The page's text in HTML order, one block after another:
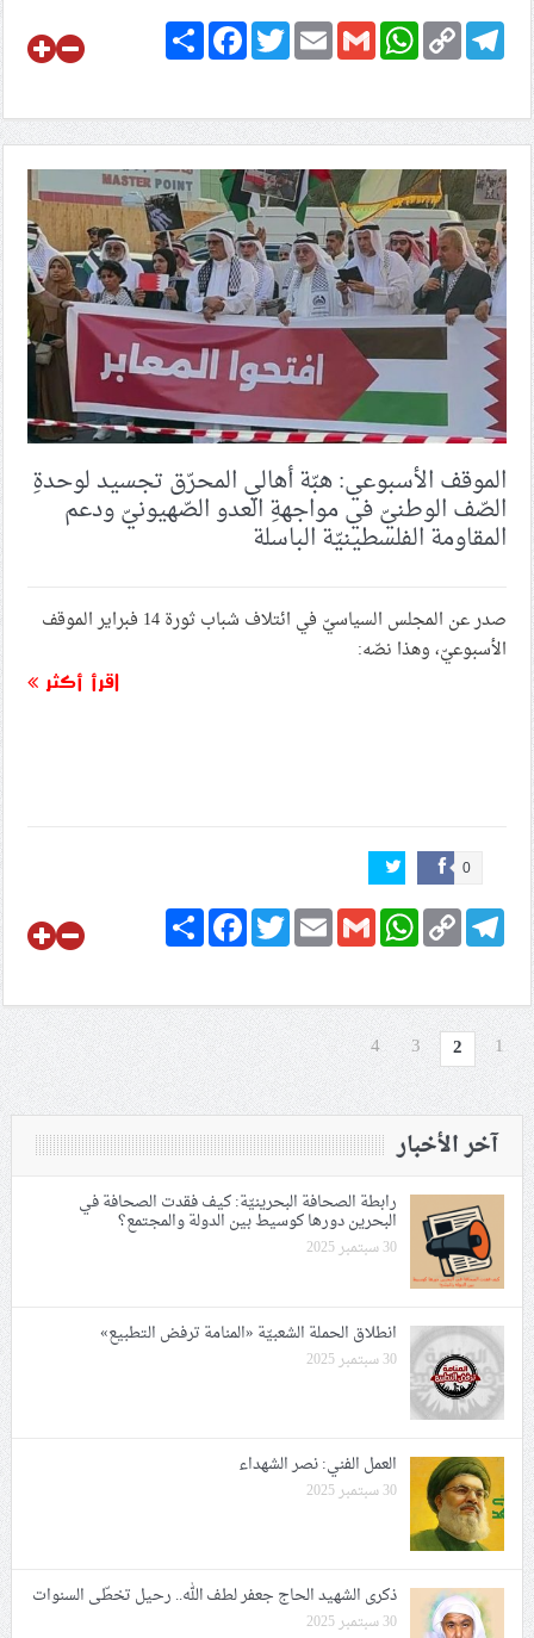
ShareFacebookTwitterEmailGmail
WhatsApp Copy
Link
Telegram
الموقف الأسبوعي: هبّة أهالي المحرّق تجسيد لوحدةِ
الصّف الوطنيّ في مواجهةِ العدو الصّهيونيّ ودعم
المقاومة الفلسطينيّة الباسلة
صدر عن المجلس السياسيّ في ائتلاف شباب ثورة 14 فبراير الموقف
الأسبوعيّ، وهذا نصّه:
اقرأ أكثر
0
ShareFacebookTwitterEmailGmail
WhatsApp Copy
Link
Telegram
1
2
3
4
آخر الأخبار
رابطة الصحافة البحرينيّة: كيف فقدت الصحافة في
البحرين دورها كوسيط بين الدولة والمجتمع؟
30 سبتمبر 2025
انطلاق الحملة الشعبيّة «المنامة ترفض التطبيع»
30 سبتمبر 2025
العمل الفني: نصر الشهداء
30 سبتمبر 2025
ذكرى الشهيد الحاج جعفر لطف الله.. رحيل تخطّى السنوات
30 سبتمبر 2025